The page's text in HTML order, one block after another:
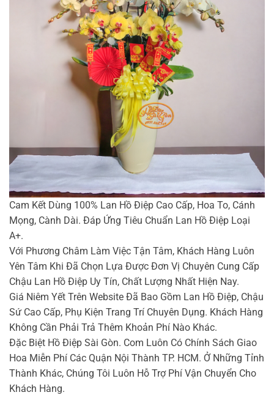
Cam Kết Dùng 100% Lan Hồ Điệp Cao Cấp, Hoa To, Cánh
Mọng, Cành Dài. Đáp Ứng Tiêu Chuẩn Lan Hồ Điệp Loại
A+.
Với Phương Châm Làm Việc Tận Tâm, Khách Hàng Luôn
Yên Tâm Khi Đã Chọn Lựa Được Đơn Vị Chuyên Cung Cấp
Chậu Lan Hồ Điệp Uy Tín, Chất Lượng Nhất Hiện Nay.
Giá Niêm Yết Trên Website Đã Bao Gồm Lan Hồ Điệp, Chậu
Sứ Cao Cấp, Phụ Kiện Trang Trí Chuyên Dụng. Khách Hàng
Không Cần Phải Trả Thêm Khoản Phí Nào Khác.
Đặc Biệt Hồ Điệp Sài Gòn. Com Luôn Có Chính Sách Giao
Hoa Miễn Phí Các Quận Nội Thành TP. HCM. Ở Những Tỉnh
Thành Khác, Chúng Tôi Luôn Hỗ Trợ Phí Vận Chuyển Cho
Khách Hàng.